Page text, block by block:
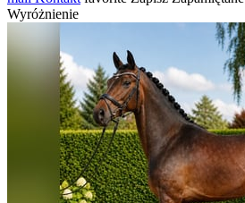
Wyróżnienie